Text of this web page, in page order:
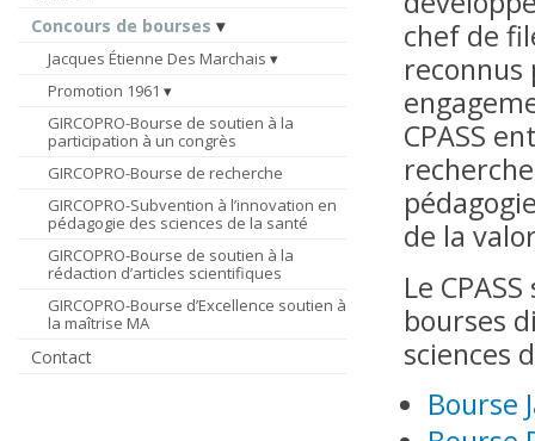
Concours de bourses
Jacques Étienne Des Marchais
Promotion 1961
GIRCOPRO-Bourse de soutien à la
participation à un congrès
GIRCOPRO-Bourse de recherche
GIRCOPRO-Subvention à l’innovation en
pédagogie des sciences de la santé
GIRCOPRO-Bourse de soutien à la
rédaction d’articles scientifiques
GIRCOPRO-Bourse d’Excellence soutien à
la maîtrise MA
Contact
chef de
CPASS
de la
Le
bourses
sciences
Bourse